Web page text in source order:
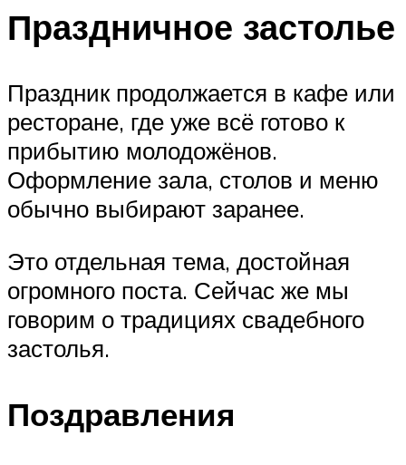
Праздничное застолье
Праздник продолжается в кафе или
ресторане, где уже всё готово к
прибытию молодожёнов.
Оформление зала, столов и меню
обычно выбирают заранее.
Это отдельная тема, достойная
огромного поста. Сейчас же мы
говорим о традициях свадебного
застолья.
Поздравления